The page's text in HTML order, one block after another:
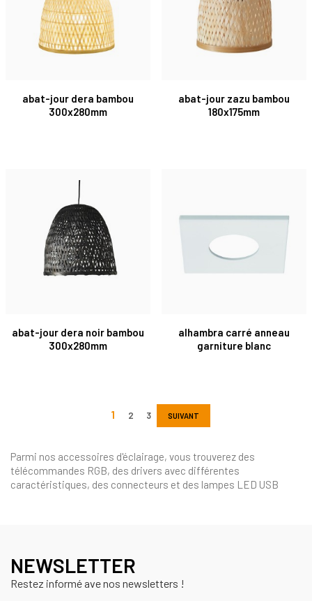
abat-jour dera bambou
300x280mm
abat-jour zazu bambou
180x175mm
abat-jour dera noir bambou
300x280mm
alhambra carré anneau
garniture blanc
SUIVANT
Parmi nos accessoires d'éclairage, vous trouverez des
télécommandes RGB, des drivers avec différentes
caractéristiques, des connecteurs et des lampes LED USB
NEWSLETTER
Restez informé ave nos newsletters !